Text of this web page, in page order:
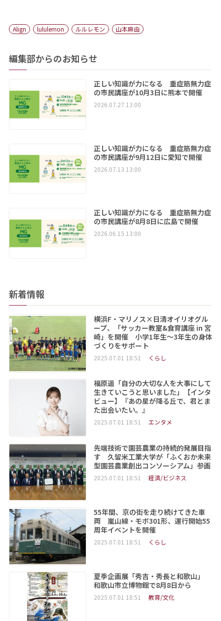
Align lululemon ルルレモン 山本麻由
編集部からのお知らせ
正しい知識が力になる 重症筋無力症
の市民講座が10月3日に熊本で開催
2026.07.27 13:00
正しい知識が力になる 重症筋無力症
の市民講座が9月12日に愛知で開催
2026.07.13 13:00
正しい知識が力になる 重症筋無力症
の市民講座が8月8日に広島で開催
2026.06.15 13:00
新着情報
横浜F・マリノス×日清オイリオグル
ープ、「サッカー教室&食育講座 in 宮
崎」を開催 小学1年生～3年生の身体
づくりをサポート
2025.07.01 18:51 くらし
福原遥「自分の大切な人を大事にして
生きていこうと思いました」【インタ
ビュー】『あの星が降る丘で、君とま
た出会いたい。』
2025.07.01 18:51 エンタメ
先端技術で園芸農業の持続的発展目指
す 久留米工業大学が「ふくおか未来
型園芸農業創出コンソーシアム」参画
2025.07.01 18:51 経済/ビジネス
55年間、京の街を走り続けてきた車
両 嵐山線・モボ301形、運行開始55
周年イベントを開催
2025.07.01 18:51 くらし
夏季企画展「秀吉・秀長と和歌山」
和歌山市立博物館で8月8日から
2025.07.01 18:51 教育/文化